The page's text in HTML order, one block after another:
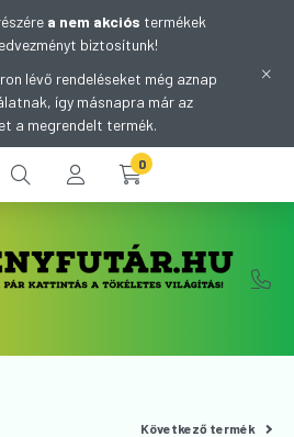
a nem akciós termékek
biztosítunk!
lévő rendeléseket még aznap
így másnapra már az
a megrendelt termék.
0
Következő termék